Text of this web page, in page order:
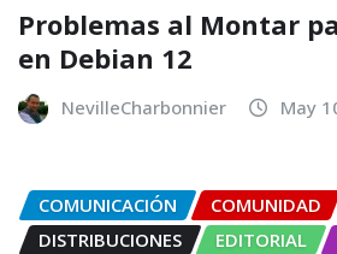
Problemas al Montar
en Debian 12
NevilleCharbonnier May
COMUNICACIÓN
COMUNIDAD
DISTRIBUCIONES
EDITORIAL